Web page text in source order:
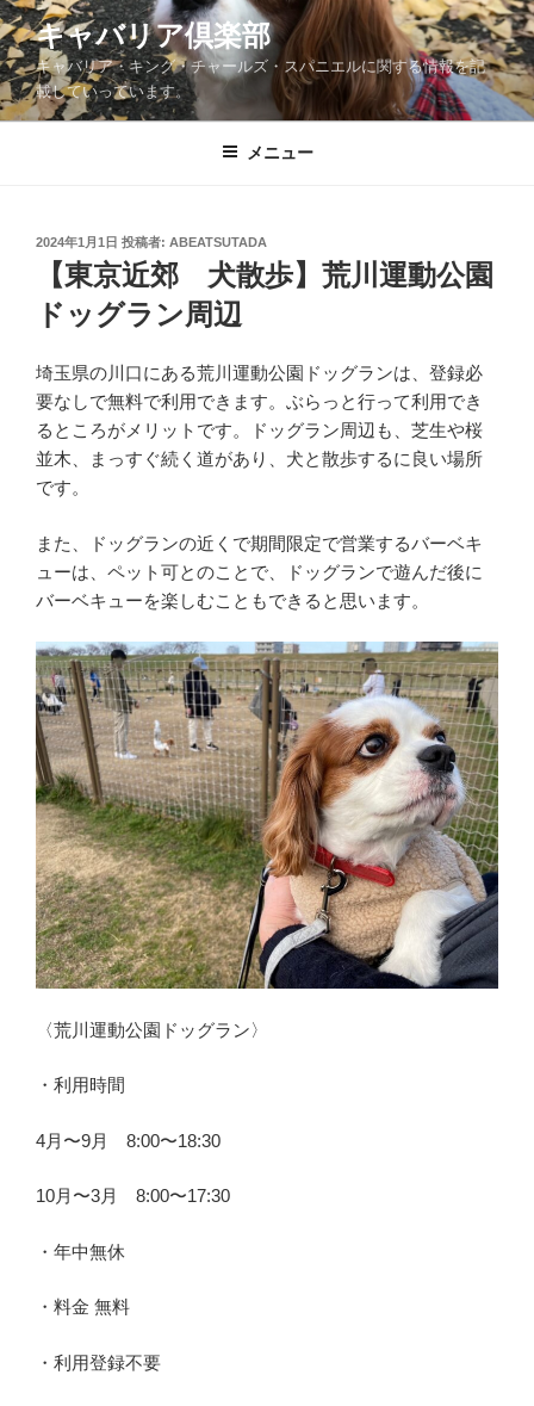
コ
ン
テ
ン
ツ
キャバリア倶楽部
キャバリア・キング・チャールズ・スパニエルに関する情報を記
載していっています。
メニュー
投
2024年1月1日 投稿者: ABEATSUTADA
【東京近郊 犬散歩】荒川運動公園
ドッグラン周辺
埼玉県の川口にある荒川運動公園ドッグランは、登録必
要なしで無料で利用できます。ぶらっと行って利用でき
るところがメリットです。ドッグラン周辺も、芝生や桜
並木、まっすぐ続く道があり、犬と散歩するに良い場所
です。
また、ドッグランの近くで期間限定で営業するバーベキ
ューは、ペット可とのことで、ドッグランで遊んだ後に
バーベキューを楽しむこともできると思います。
〈荒川運動公園ドッグラン〉
・利用時間
4月〜9月 8:00〜18:30
10月〜3月 8:00〜17:30
・年中無休
・料金 無料
・利用登録不要